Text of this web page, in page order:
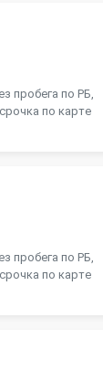
пробега по РБ,
по карте
пробега по РБ,
по карте